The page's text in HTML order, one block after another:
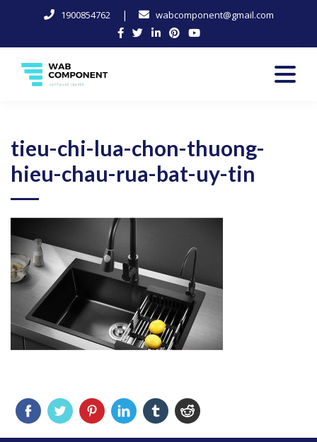
1900854762 | wabcomponent@gmail.com
content
tieu-chi-lua-chon-thuong-
hieu-chau-rua-bat-uy-tin